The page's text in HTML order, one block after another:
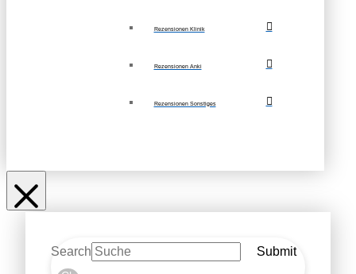
Rezensionen Klinik
Rezensionen Anki
Rezensionen Sonstiges
Search Submit